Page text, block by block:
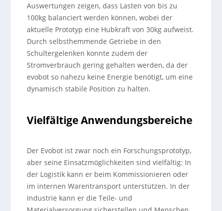
Auswertungen zeigen, dass Lasten von bis zu
100kg balanciert werden können, wobei der
aktuelle Prototyp eine Hubkraft von 30kg aufweist.
Durch selbsthemmende Getriebe in den
Schultergelenken konnte zudem der
Stromverbrauch gering gehalten werden, da der
evobot so nahezu keine Energie benötigt, um eine
dynamisch stabile Position zu halten.
Vielfältige Anwendungsbereiche
Der Evobot ist zwar noch ein Forschungsprototyp,
aber seine Einsatzmöglichkeiten sind vielfältig: In
der Logistik kann er beim Kommissionieren oder
im internen Warentransport unterstützen. In der
Industrie kann er die Teile- und